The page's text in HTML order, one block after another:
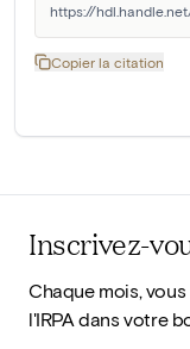
https://
Copier la citation
Inscrivez-
Chaque mois,
l'IRPA dans votre